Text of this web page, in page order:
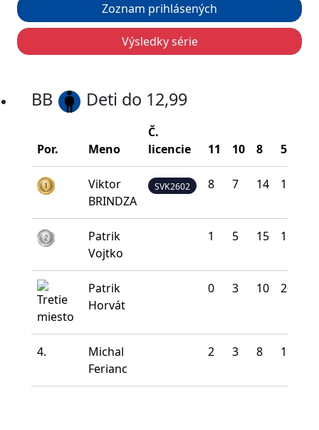
Zoznam prihlásených
Výsledky série
BB Deti do 12,99
Por. Meno
Č.
licencie
11 10 8 5
Viktor
BRINDZA
SVK2602 8 7 14 11
Patrik
Vojtko
1 5 15 16
Patrik
Horvát
0 3 10 20
4.
Michal
Ferianc
2 3 8 18